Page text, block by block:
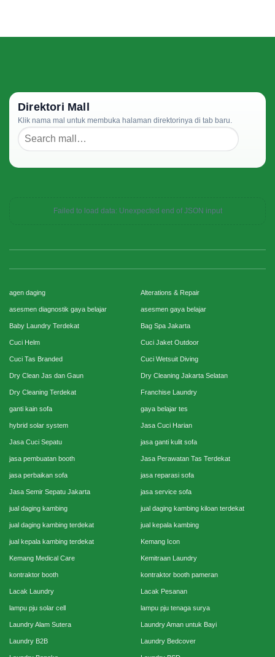
Direktori Mall
Klik nama mal untuk membuka halaman direktorinya di tab baru.
Failed to load data: Unexpected end of JSON input
agen daging Alterations & Repair
asesmen diagnostik gaya belajar asesmen gaya belajar
Baby Laundry Terdekat Bag Spa Jakarta
Cuci Helm Cuci Jaket Outdoor
Cuci Tas Branded Cuci Wetsuit Diving
Dry Clean Jas dan Gaun Dry Cleaning Jakarta Selatan
Dry Cleaning Terdekat Franchise Laundry
ganti kain sofa gaya belajar tes
hybrid solar system Jasa Cuci Harian
Jasa Cuci Sepatu jasa ganti kulit sofa
jasa pembuatan booth Jasa Perawatan Tas Terdekat
jasa perbaikan sofa jasa reparasi sofa
Jasa Semir Sepatu Jakarta jasa service sofa
jual daging kambing jual daging kambing kiloan terdekat
jual daging kambing terdekat jual kepala kambing
jual kepala kambing terdekat Kemang Icon
Kemang Medical Care Kemitraan Laundry
kontraktor booth kontraktor booth pameran
Lacak Laundry Lacak Pesanan
lampu pju solar cell lampu pju tenaga surya
Laundry Alam Sutera Laundry Aman untuk Bayi
Laundry B2B Laundry Bedcover